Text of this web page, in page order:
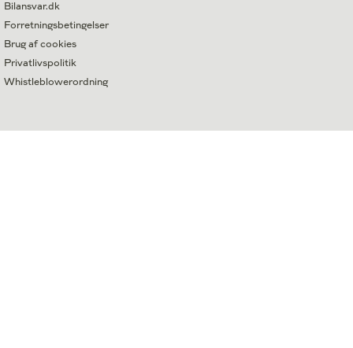
Bilansvar.dk
Forretningsbetingelser
Brug af cookies
Privatlivspolitik
Whistleblowerordning